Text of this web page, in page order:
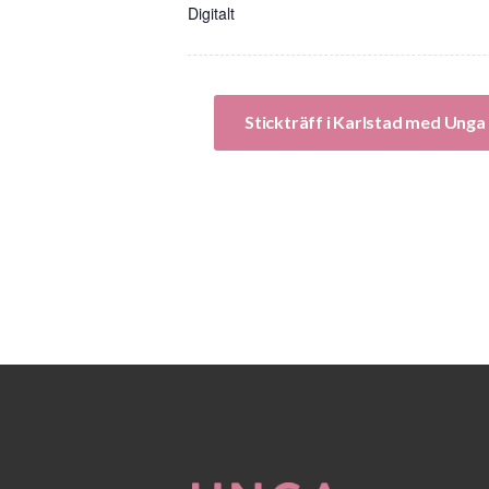
Digitalt
Stickträff i Karlstad med